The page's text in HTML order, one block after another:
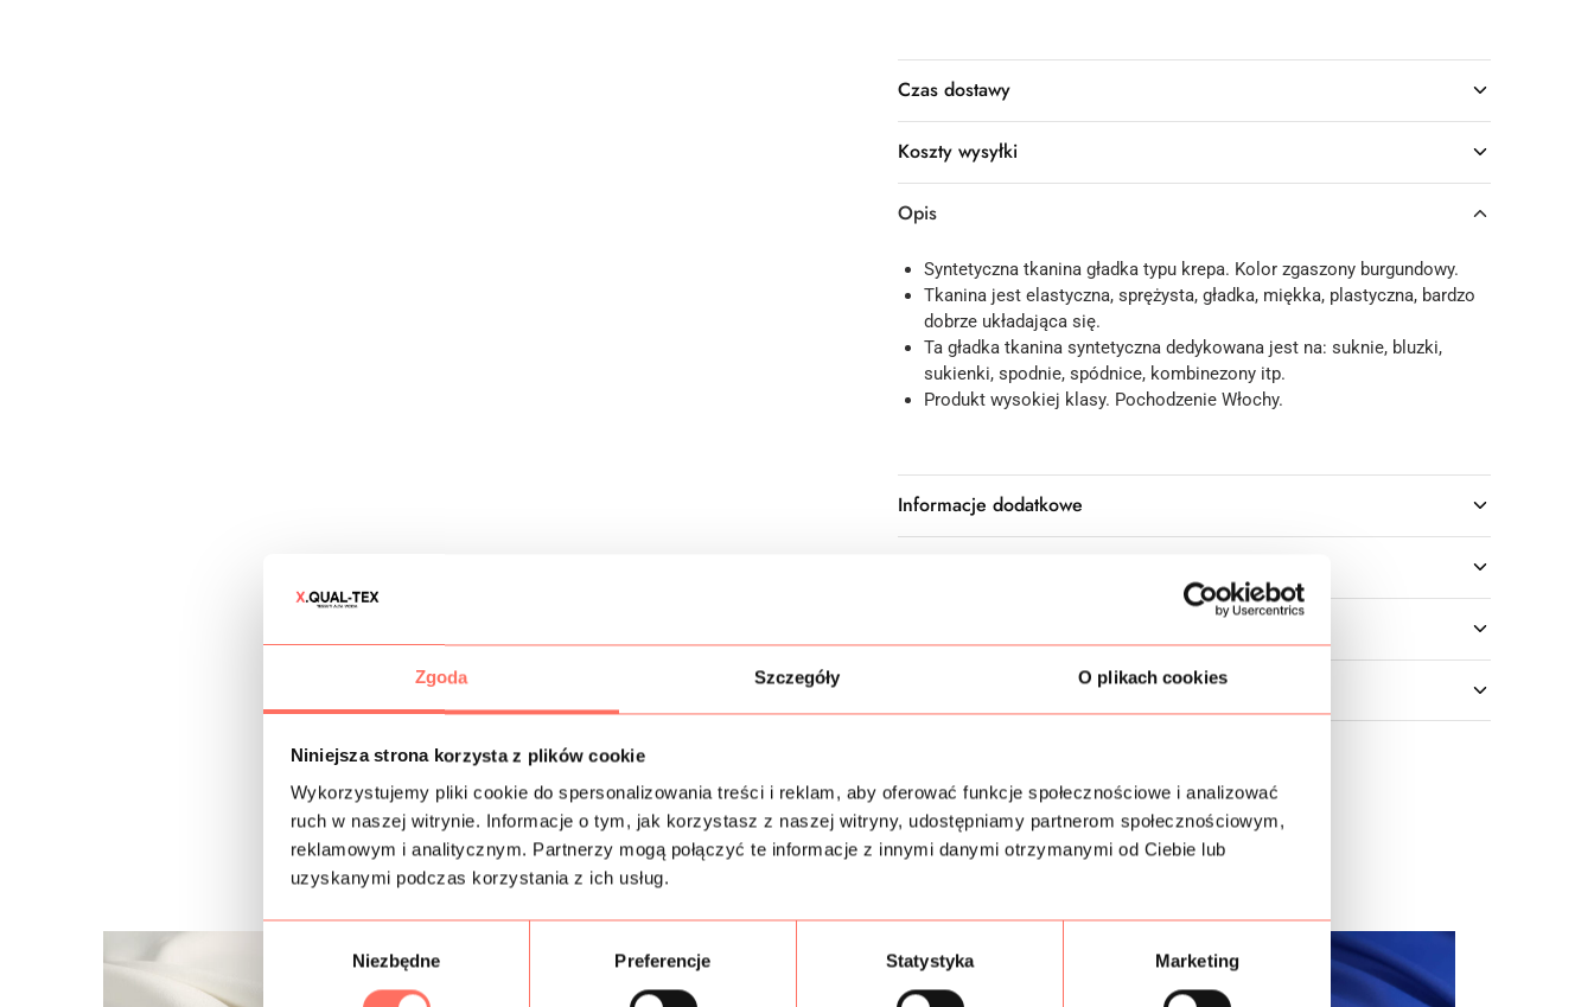
Zgoda Szczegóły O plikach cookies
Niniejsza strona korzysta z plików cookie
Wykorzystujemy pliki cookie do spersonalizowania treści i reklam, aby oferować funkcje społecznościowe i analizować
ruch w naszej witrynie. Informacje o tym, jak korzystasz z naszej witryny, udostępniamy partnerom społecznościowym,
reklamowym i analitycznym. Partnerzy mogą połączyć te informacje z innymi danymi otrzymanymi od Ciebie lub
uzyskanymi podczas korzystania z ich usług.
Niezbędne Preferencje Statystyka Marketing
Czas dostawy
Koszty wysyłki
Opis
Syntetyczna tkanina gładka typu krepa. Kolor zgaszony burgundowy.
Tkanina jest elastyczna, sprężysta, gładka, miękka, plastyczna, bardzo
dobrze układająca się.
Ta gładka tkanina syntetyczna dedykowana jest na: suknie, bluzki,
sukienki, spodnie, spódnice, kombinezony itp.
Produkt wysokiej klasy. Pochodzenie Włochy.
Informacje dodatkowe
Podobne produkty